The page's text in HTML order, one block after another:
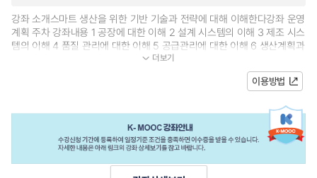
강좌 소개스마트 생산을 위한 기반 기술과 전략에 대해 이해한다강좌 운영
계획 주차 강좌내용 1 공장에 대한 이해 2 설계 시스템의 이해 3 제조 시스
템의 이해 4 품질 관리에 대한 이해 5 공급관리에 대한 이해 6 생산계획과
재고관리에 대한 이해 7 ERP 시... 더보기
이용방법